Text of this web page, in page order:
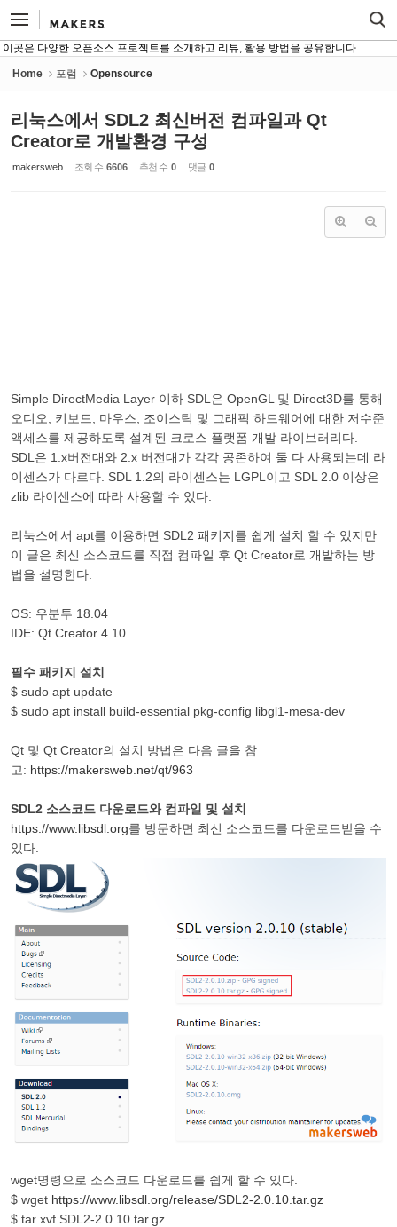
이곳은 다양한 오픈소스 프로젝트를 소개하고 리뷰, 활용 방법을 공유합니다.
Home 포럼 Opensource
리눅스에서 SDL2 최신버전 컴파일과 Qt
Creator로 개발환경 구성
makersweb 조회 수 6606 추천 수 0 댓글 0
Simple DirectMedia Layer 이하 SDL은 OpenGL 및 Direct3D를 통해
오디오, 키보드, 마우스, 조이스틱 및 그래픽 하드웨어에 대한 저수준
액세스를 제공하도록 설계된 크로스 플랫폼 개발 라이브러리다.
SDL은 1.x버전대와 2.x 버전대가 각각 공존하여 둘 다 사용되는데 라
이센스가 다르다. SDL 1.2의 라이센스는 LGPL이고 SDL 2.0 이상은
zlib 라이센스에 따라 사용할 수 있다.
리눅스에서 apt를 이용하면 SDL2 패키지를 쉽게 설치 할 수 있지만
이 글은 최신 소스코드를 직접 컴파일 후 Qt Creator로 개발하는 방
법을 설명한다.
OS: 우분투 18.04
IDE: Qt Creator 4.10
필수 패키지 설치
$ sudo apt update
$ sudo apt install build-essential pkg-config libgl1-mesa-dev
Qt 및 Qt Creator의 설치 방법은 다음 글을 참
고: https://makersweb.net/qt/963
SDL2 소스코드 다운로드와 컴파일 및 설치
https://www.libsdl.org를 방문하면 최신 소스코드를 다운로드받을 수
있다.
wget명령으로 소스코드 다운로드를 쉽게 할 수 있다.
$ wget https://www.libsdl.org/release/SDL2-2.0.10.tar.gz
$ tar xvf SDL2-2.0.10.tar.gz